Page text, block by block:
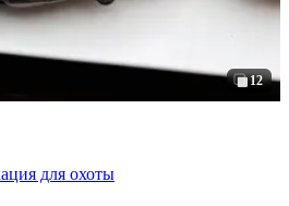
12
для охоты